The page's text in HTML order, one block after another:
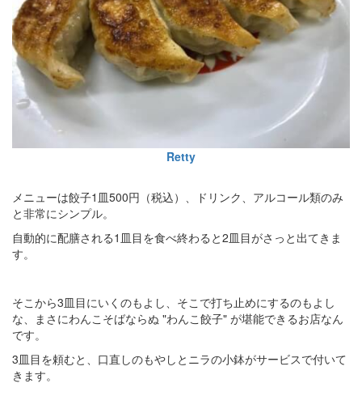
Retty
メニューは餃子1皿500円（税込）、ドリンク、アルコール類のみ
と非常にシンプル。
自動的に配膳される1皿目を食べ終わると2皿目がさっと出てきま
す。
そこから3皿目にいくのもよし、そこで打ち止めにするのもよし
な、まさにわんこそばならぬ "わんこ餃子" が堪能できるお店なん
です。
3皿目を頼むと、口直しのもやしとニラの小鉢がサービスで付いて
きます。